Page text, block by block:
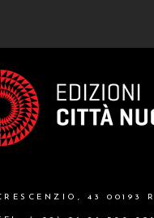
43 00193